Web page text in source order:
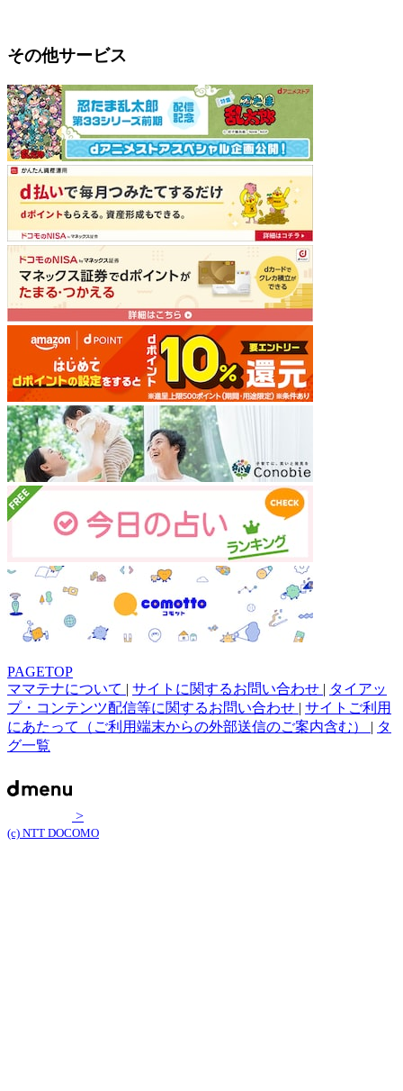
その他サービス
PAGETOP
ママテナについて | サイトに関するお問い合わせ | タイアッ
プ・コンテンツ配信等に関するお問い合わせ | サイトご利用
にあたって（ご利用端末からの外部送信のご案内含む） | タ
グ一覧
>
(c) NTT DOCOMO